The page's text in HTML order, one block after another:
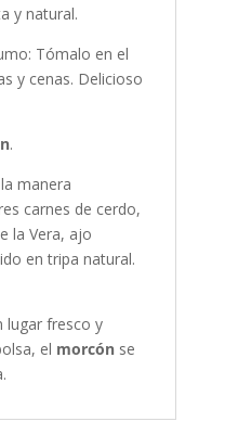
y natural.
Tómalo en el
y cenas. Delicioso
.
manera
carnes de cerdo,
la Vera, ajo
en tripa natural.
lugar fresco y
el morcónse